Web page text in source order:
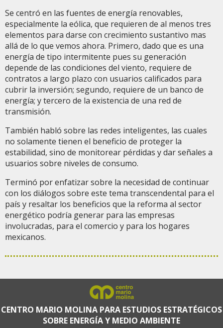
Se centró en las fuentes de energía renovables,
especialmente la eólica, que requieren de al menos tres
elementos para darse con crecimiento sustantivo mas
allá de lo que vemos ahora. Primero, dado que es una
energía de tipo intermitente pues su generación
depende de las condiciones del viento, requiere de
contratos a largo plazo con usuarios calificados para
cubrir la inversión; segundo, requiere de un banco de
energía; y tercero de la existencia de una red de
transmisión.
También habló sobre las redes inteligentes, las cuales
no solamente tienen el beneficio de proteger la
estabilidad, sino de monitorear pérdidas y dar señales a
usuarios sobre niveles de consumo.
Terminó por enfatizar sobre la necesidad de continuar
con los diálogos sobre este tema transcendental para el
país y resaltar los beneficios que la reforma al sector
energético podría generar para las empresas
involucradas, para el comercio y para los hogares
mexicanos.
CENTRO MARIO MOLINA PARA ESTUDIOS ESTRATÉGICOS
SOBRE ENERGÍA Y MEDIO AMBIENTE